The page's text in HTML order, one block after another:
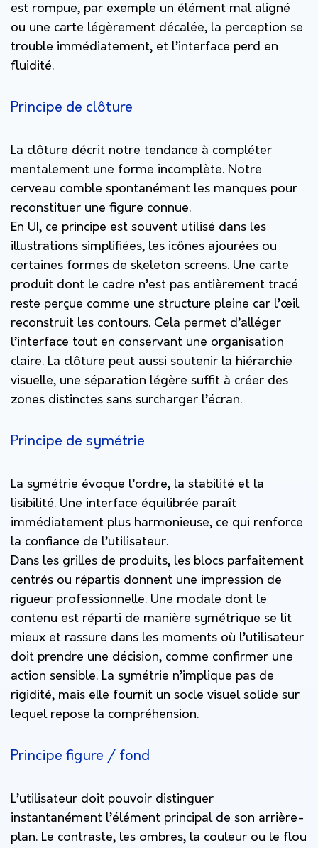
est rompue, par exemple un élément mal aligné
ou une carte légèrement décalée, la perception se
trouble immédiatement, et l’interface perd en
fluidité.
Principe de clôture
La clôture décrit notre tendance à compléter
mentalement une forme incomplète. Notre
cerveau comble spontanément les manques pour
reconstituer une figure connue.
En UI, ce principe est souvent utilisé dans les
illustrations simplifiées, les icônes ajourées ou
certaines formes de skeleton screens. Une carte
produit dont le cadre n’est pas entièrement tracé
reste perçue comme une structure pleine car l’œil
reconstruit les contours. Cela permet d’alléger
l’interface tout en conservant une organisation
claire. La clôture peut aussi soutenir la hiérarchie
visuelle, une séparation légère suffit à créer des
zones distinctes sans surcharger l’écran.
Principe de symétrie
La symétrie évoque l’ordre, la stabilité et la
lisibilité. Une interface équilibrée paraît
immédiatement plus harmonieuse, ce qui renforce
la confiance de l’utilisateur.
Dans les grilles de produits, les blocs parfaitement
centrés ou répartis donnent une impression de
rigueur professionnelle. Une modale dont le
contenu est réparti de manière symétrique se lit
mieux et rassure dans les moments où l’utilisateur
doit prendre une décision, comme confirmer une
action sensible. La symétrie n’implique pas de
rigidité, mais elle fournit un socle visuel solide sur
lequel repose la compréhension.
Principe figure / fond
L’utilisateur doit pouvoir distinguer
instantanément l’élément principal de son arrière-
plan. Le contraste, les ombres, la couleur ou le flou